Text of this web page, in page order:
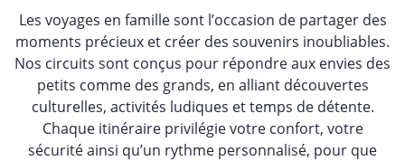
Les voyages en famille sont l’occasion de partager des
moments précieux et créer des souvenirs inoubliables.
Nos circuits sont conçus pour répondre aux envies des
petits comme des grands, en alliant découvertes
culturelles, activités ludiques et temps de détente.
Chaque itinéraire privilégie votre confort, votre
sécurité ainsi qu’un rythme personnalisé, pour que